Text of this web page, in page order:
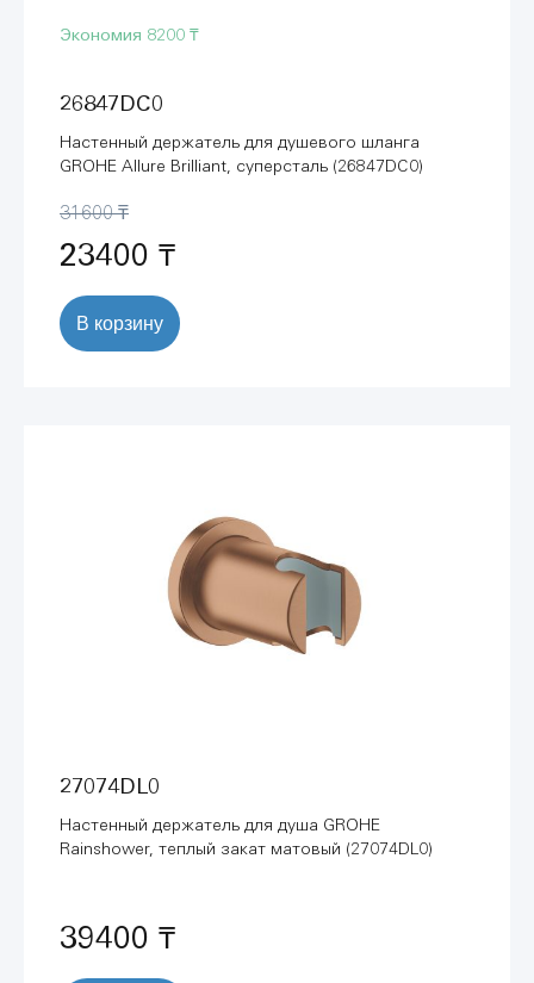
Экономия 8200 ₸
26847DC0
Настенный держатель для душевого шланга
GROHE Allure Brilliant, суперсталь (26847DC0)
31600 ₸
23400 ₸
В корзину
27074DL0
Настенный держатель для душа GROHE
Rainshower, теплый закат матовый (27074DL0)
39400 ₸